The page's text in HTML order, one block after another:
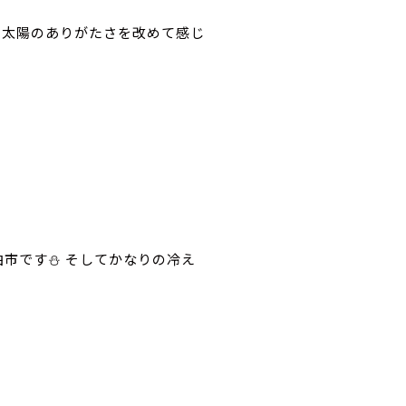
陽のありがたさを改めて感じ
です⛄️ そしてかなりの冷え